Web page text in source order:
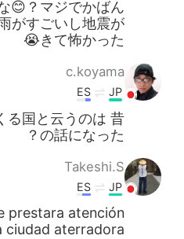
😊？マジでかばん
がすごいし地震が
きて怖かった😭
c.koyama
JP
ES
る国と云うのは 昔
の話になった？
Takeshi.S
JP
ES
prestara atención
aterradora.😏